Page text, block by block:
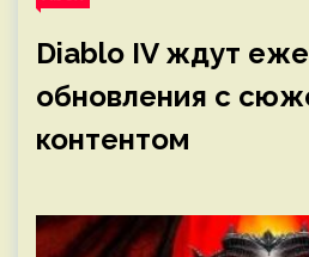
Diablo IV ждут
обновления с
контентом